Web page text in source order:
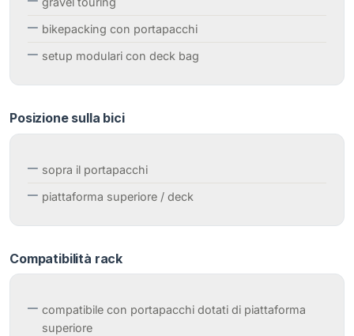
bikepacking con portapacchi
setup modulari con deck bag
Posizione sulla bici
sopra il portapacchi
piattaforma superiore / deck
Compatibilità rack
compatibile con portapacchi dotati di piattaforma
superiore